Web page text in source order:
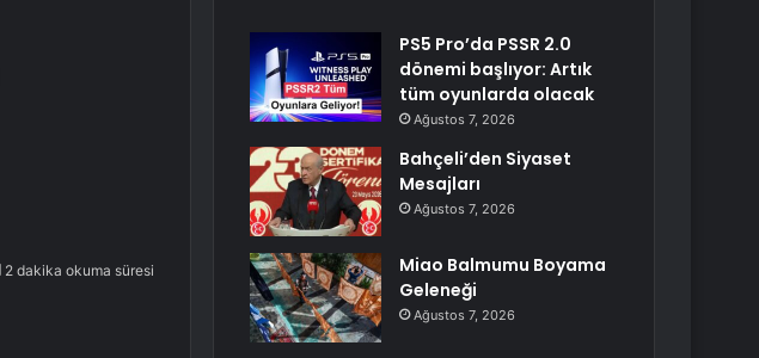
2 dakika okuma süresi
PS5 Pro’da PSSR 2.0
dönemi başlıyor: Artık
tüm oyunlarda olacak
Ağustos 7, 2026
Bahçeli’den Siyaset
Mesajları
Ağustos 7, 2026
Miao Balmumu Boyama
Geleneği
Ağustos 7, 2026